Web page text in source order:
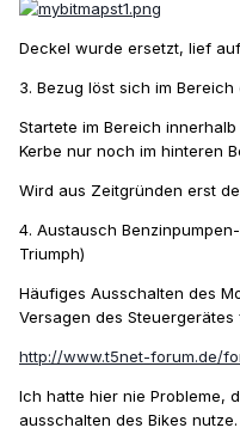
Deckel wurde ersetzt, lief
3. Bezug löst sich im
Startete im Bereich
Kerbe nur noch im hinteren
Wird aus Zeitgründen erst
4. Austausch
Triumph)
Häufiges Ausschalten des
Versagen des Steuergerätes
http://www.t5net-forum.de/
Ich hatte hier nie Probleme,
ausschalten des Bikes